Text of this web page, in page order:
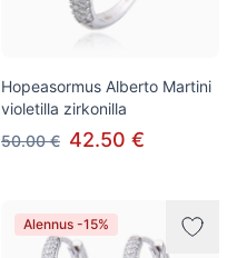
Hopeasormus Alberto Martini
violetilla zirkonilla
50.00 € 42.50 €
Alennus -15%